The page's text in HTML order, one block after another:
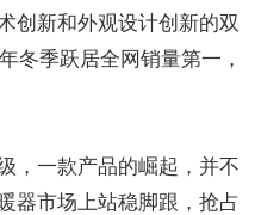
创新和外观设计创新的双
冬季跃居全网销量第一，
，一款产品的崛起，并不
器市场上站稳脚跟，抢占